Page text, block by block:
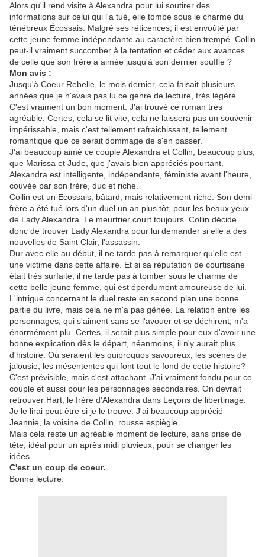
Alors qu'il rend visite à Alexandra pour lui soutirer des
informations sur celui qui l'a tué, elle tombe sous le charme du
ténébreux Écossais. Malgré ses réticences, il est envoûté par
cette jeune femme indépendante au caractère bien trempé. Collin
peut-il vraiment succomber à la tentation et céder aux avances
de celle que son frère a aimée jusqu'à son dernier souffle ?
Mon avis :
Jusqu'à Coeur Rebelle, le mois dernier, cela faisait plusieurs
années que je n'avais pas lu ce genre de lecture, très légère.
C'est vraiment un bon moment. J'ai trouvé ce roman très
agréable. Certes, cela se lit vite, cela ne laissera pas un souvenir
impérissable, mais c'est tellement rafraichissant, tellement
romantique que ce serait dommage de s'en passer.
J'ai beaucoup aimé ce couple Alexandra et Collin, beaucoup plus,
que Marissa et Jude, que j'avais bien appréciés pourtant.
Alexandra est intelligente, indépendante, féministe avant l'heure,
couvée par son frère, duc et riche.
Collin est un Ecossais, bâtard, mais relativement riche. Son demi-
frère a été tué lors d'un duel un an plus tôt, pour les beaux yeux
de Lady Alexandra. Le meurtrier court toujours. Collin décide
donc de trouver Lady Alexandra pour lui demander si elle a des
nouvelles de Saint Clair, l'assassin.
Dur avec elle au début, il ne tarde pas à remarquer qu'elle est
une victime dans cette affaire. Et si sa réputation de courtisane
était très surfaite, il ne tarde pas à tomber sous le charme de
cette belle jeune femme, qui est éperdument amoureuse de lui.
L'intrigue concernant le duel reste en second plan une bonne
partie du livre, mais cela ne m'a pas gênée. La relation entre les
personnages, qui s'aiment sans se l'avouer et se déchirent, m'a
énormément plu. Certes, il serait plus simple pour eux d'avoir une
bonne explication dès le départ, néanmoins, il n'y aurait plus
d'histoire. Où seraient les quiproquos savoureux, les scènes de
jalousie, les mésententes qui font tout le fond de cette histoire?
C'est prévisible, mais c'est attachant. J'ai vraiment fondu pour ce
couple et aussi pour les personnages secondaires. On devrait
retrouver Hart, le frère d'Alexandra dans Leçons de libertinage.
Je le lirai peut-être si je le trouve. J'ai beaucoup apprécié
Jeannie, la voisine de Collin, rousse espiègle.
Mais cela reste un agréable moment de lecture, sans prise de
tête, idéal pour un après midi pluvieux, pour se changer les
idées.
C'est un coup de coeur.
Bonne lecture.